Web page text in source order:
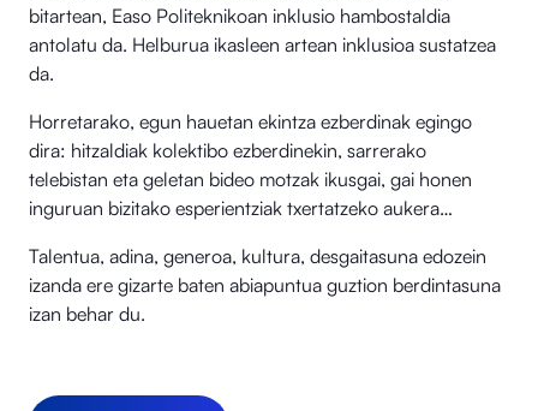
bitartean, Easo Politeknikoan inklusio hambostaldia
antolatu da. Helburua ikasleen artean inklusioa sustatzea
da.
Horretarako, egun hauetan ekintza ezberdinak egingo
dira: hitzaldiak kolektibo ezberdinekin, sarrerako
telebistan eta geletan bideo motzak ikusgai, gai honen
inguruan bizitako esperientziak txertatzeko aukera…
Talentua, adina, generoa, kultura, desgaitasuna edozein
izanda ere gizarte baten abiapuntua guztion berdintasuna
izan behar du.